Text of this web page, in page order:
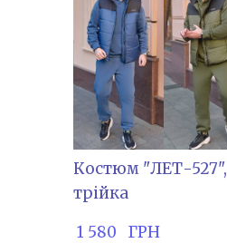
Костюм "ЛЕТ-527",
трійка
1 580   ГРН